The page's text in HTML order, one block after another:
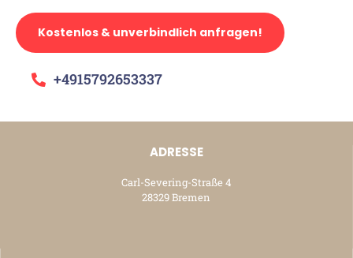
Kostenlos & unverbindlich anfragen!
+4915792653337
ADRESSE
Carl-Severing-Straße 4
28329 Bremen